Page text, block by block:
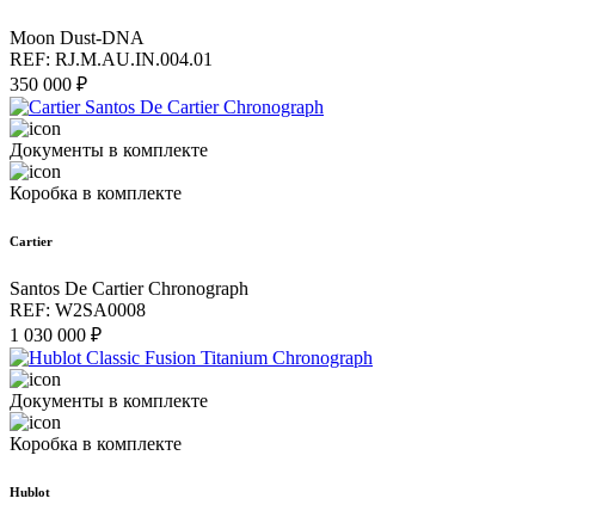
Moon Dust-DNA
REF: RJ.M.AU.IN.004.01
350 000 ₽
Документы в комплекте
Коробка в комплекте
Cartier
Santos De Cartier Chronograph
REF: W2SA0008
1 030 000 ₽
Документы в комплекте
Коробка в комплекте
Hublot